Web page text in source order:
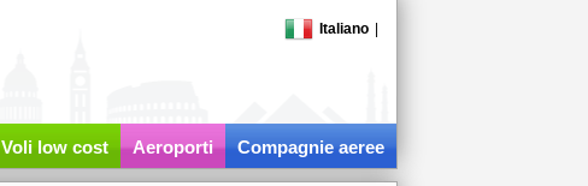
Italiano
Voli low cost Aeroporti Compagnie aeree